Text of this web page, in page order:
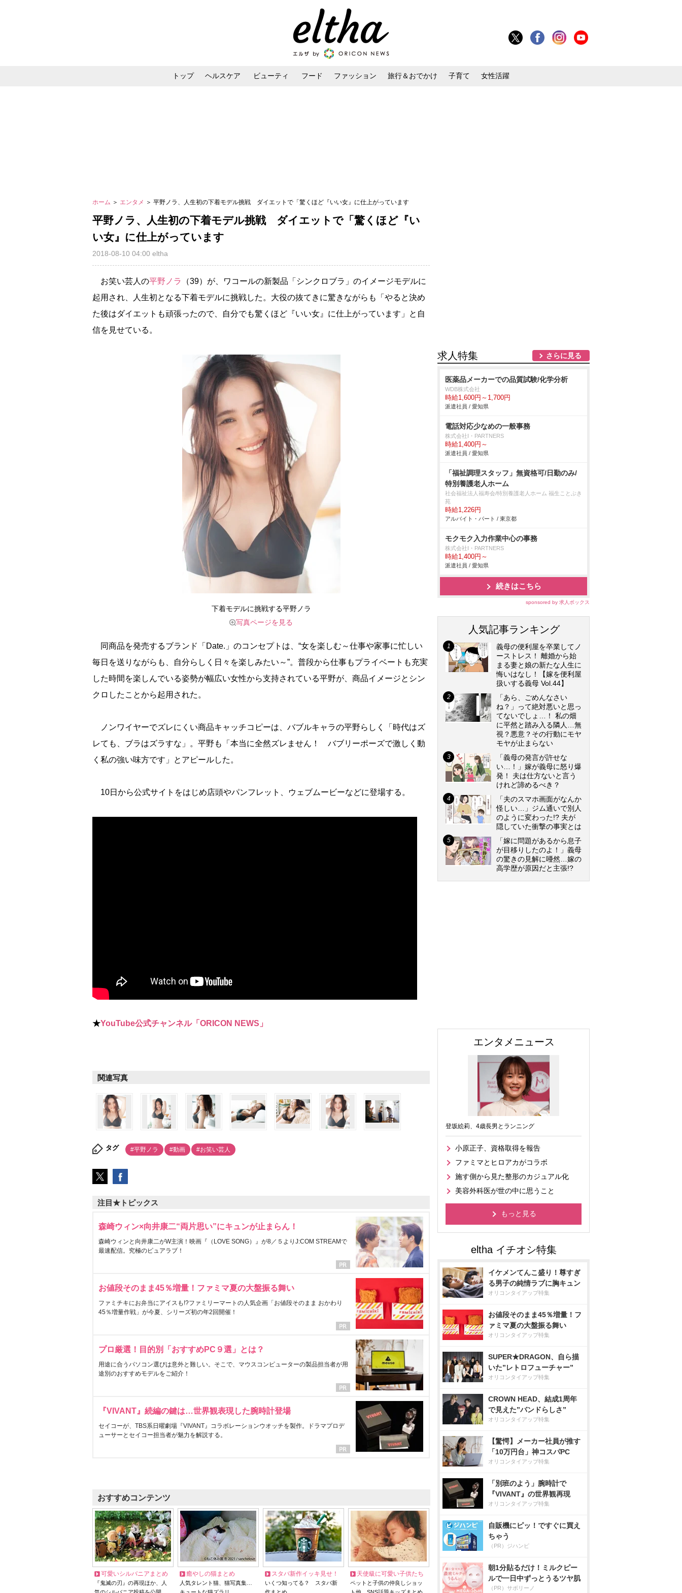
トップ ヘルスケア ビューティ フード ファッション 旅行＆おでかけ 子育て 女性活躍
ホーム ＞ エンタメ ＞ 平野ノラ、人生初の下着モデル挑戦 ダイエットで「驚くほど『いい女』に仕上がっています
平野ノラ、人生初の下着モデル挑戦 ダイエットで「驚くほど『い
い女』に仕上がっています
2018-08-10 04:00 eltha
お笑い芸人の平野ノラ
（39）が、ワコールの新製品「シンクロブラ」のイメージモデルに
起用され、人生初となる下着モデルに挑戦した。大役の抜てきに驚きながらも「やると決め
た後はダイエットも頑張ったので、自分でも驚くほど『いい女』に仕上がっています」と自
信を見せている。
下着モデルに挑戦する平野ノラ
写真ページを見る
同商品を発売するブランド「Date.」のコンセプトは、“女を楽しむ～仕事や家事に忙しい
毎日を送りながらも、自分らしく日々を楽しみたい～”。普段から仕事もプライベートも充実
した時間を楽しんでいる姿勢が幅広い女性から支持されている平野が、商品イメージとシン
クロしたことから起用された。
ノンワイヤーでズレにくい商品キャッチコピーは、バブルキャラの平野らしく「時代はズ
レても、ブラはズラすな」。平野も「本当に全然ズレません！ バブリーポーズで激しく動
く私の強い味方です」とアピールした。
10日から公式サイトをはじめ店頭やパンフレット、ウェブムービーなどに登場する。
★YouTube公式チャンネル「ORICON NEWS」
関連写真
タグ #平野ノラ #動画 #お笑い芸人
注目★トピックス
森崎ウィン×向井康二“両片思い”にキュンが止まらん！
森崎ウィンと向井康二がW主演！映画『（LOVE SONG）』が8／５よりJ:COM STREAMで
最速配信。究極のピュアラブ！
お値段そのまま45％増量！ファミマ夏の大盤振る舞い
ファミチキにお弁当にアイスも!?ファミリーマートの人気企画「お値段そのまま おかわり
45％増量作戦」が今夏、シリーズ初の年2回開催！
プロ厳選！目的別「おすすめPC９選」とは？
用途に合うパソコン選びは意外と難しい。そこで、マウスコンピューターの製品担当者が用
途別のおすすめモデルをご紹介！
『VIVANT』続編の鍵は…世界観表現した腕時計登場
セイコーが、TBS系日曜劇場『VIVANT』コラボレーションウオッチを製作。ドラマプロデ
ューサーとセイコー担当者が魅力を解説する。
おすすめコンテンツ
可愛いシルバニアまとめ
『鬼滅の刃』の再現ほか、人
癒やしの猫まとめ
人気タレント猫、猫写真集…
スタバ新作イッキ見せ！
いくつ知ってる？ スタバ新
天使級に可愛い子供たち
ペットと子供の仲良しショッ
求人特集 さらに見る
医薬品メーカーでの品質試験/化学分析
WDB株式会社
時給1,600円～1,700円
派遣社員 / 愛知県
電話対応少なめの一般事務
株式会社I・PARTNERS
時給1,400円～
派遣社員 / 愛知県
「福祉調理スタッフ」無資格可/日勤のみ/
特別養護老人ホーム
社会福祉法人福寿会/特別養護老人ホーム 福生ことぶき
苑
時給1,226円
アルバイト・パート / 東京都
モクモク入力作業中心の事務
株式会社I・PARTNERS
時給1,400円～
派遣社員 / 愛知県
続きはこちら
sponsored by 求人ボックス
人気記事ランキング
義母の便利屋を卒業してノ
ーストレス！ 離婚から始
まる妻と娘の新たな人生に
悔いはなし！【嫁を便利屋
扱いする義母 Vol.44】
「あら、ごめんなさい
ね？」って絶対悪いと思っ
てないでしょ…！ 私の畑
に平然と踏み入る隣人…無
視？悪意？その行動にモヤ
モヤが止まらない
「義母の発言が許せな
い…！」嫁が義母に怒り爆
発！ 夫は仕方ないと言う
けれど諦めるべき？
「夫のスマホ画面がなんか
怪しい…」ジム通いで別人
のように変わった!? 夫が
隠していた衝撃の事実とは
「嫁に問題があるから息子
が目移りしたのよ！」義母
の驚きの見解に唖然…嫁の
高学歴が原因だと主張!?
エンタメニュース
登坂絵莉、4歳長男とランニング
小原正子、資格取得を報告
ファミマとヒロアカがコラボ
施す側から見た整形のカジュアル化
美容外科医が世の中に思うこと
もっと見る
イケメンてんこ盛り！尊すぎ
る男子の純情ラブに胸キュン
オリコンタイアップ特集
お値段そのまま45％増量！フ
ァミマ夏の大盤振る舞い
オリコンタイアップ特集
SUPER★DRAGON、自ら描
いた”レトロフューチャー”
オリコンタイアップ特集
CROWN HEAD、結成1周年
で見えた”バンドらしさ”
オリコンタイアップ特集
【驚愕】メーカー社員が推す
「10万円台」神コスパPC
オリコンタイアップ特集
「別班のよう」腕時計で
『VIVANT』の世界観再現
オリコンタイアップ特集
自販機にピッ！ですぐに買え
ちゃう
（PR）ジハンピ
朝1分貼るだけ！ミルクピー
ルで一日中ずっとうるツヤ肌
（PR）サボリーノ